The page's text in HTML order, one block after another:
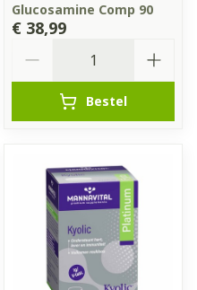
Glucosamine Comp 90
€ 38,99
Bestel